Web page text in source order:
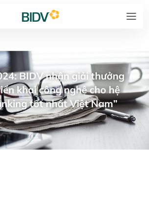
BIDV nhận giải thưởng
khai công nghệ cho hệ
tốt nhất Việt Nam”